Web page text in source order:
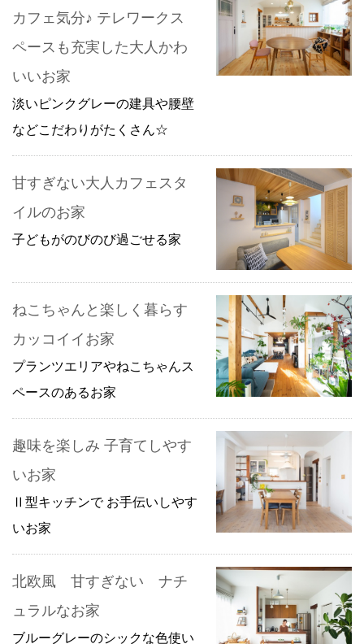
カフェ気分♪ テレワークス
ペースも充実した大人かわ
いいお家
淡いピンクグレーの建具や腰壁
などこだわりがたくさん☆
甘すぎない大人カフェスタ
イルのお家
子どもがのびのび過ごせる家
ねこちゃんと楽しく暮らす
カッコイイお家
プランツエリアやねこちゃんス
ペースのあるお家
趣味を楽しみ 子育てしやす
いお家
Ⅱ型キッチンで お手伝いしやす
いお家
北欧風 甘すぎない ナチ
ュラルなお家
ブルーグレーのシックな色使い